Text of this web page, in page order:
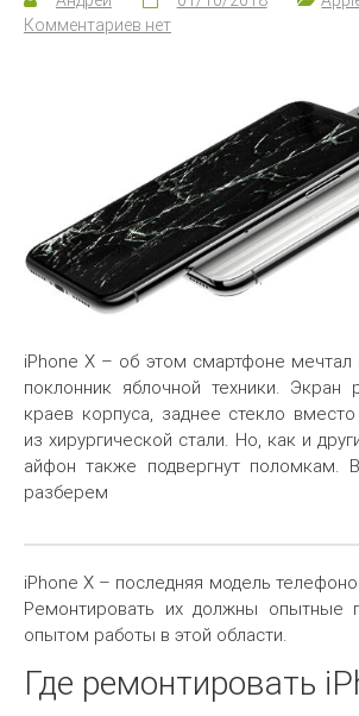
Комментариев нет
iPhone X – об этом смартфоне
поклонник яблочной техники. Экран
краев корпуса, заднее стекло
из хирургической стали. Но, как и
айфон также подвергнут поломкам.
разберем
iPhone X – последняя модель
Ремонтировать их должны опытные
опытом работы в этой области.
Где ремонтировать